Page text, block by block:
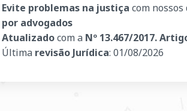
Evite problemas na justiça com
por advogados
Atualizadocom a Nº 13.467/2017.
Última revisão Jurídica: 01/08/2026